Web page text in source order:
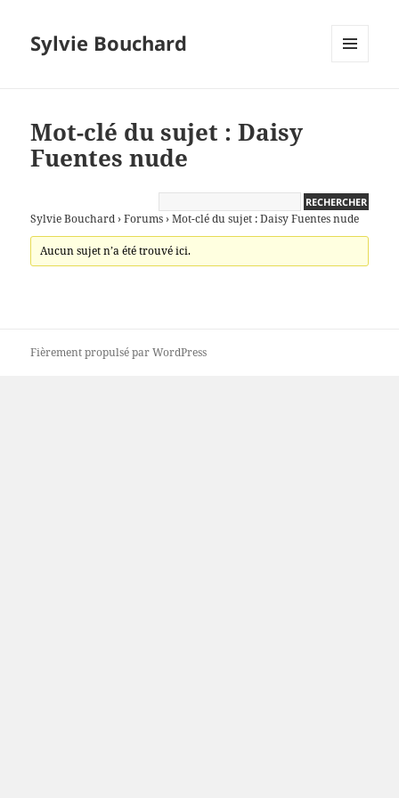
Sylvie Bouchard
Mot-clé du sujet : Daisy
Fuentes nude
Sylvie Bouchard › Forums › Mot-clé du sujet : Daisy Fuentes nude
Aucun sujet n’a été trouvé ici.
Fièrement propulsé par WordPress